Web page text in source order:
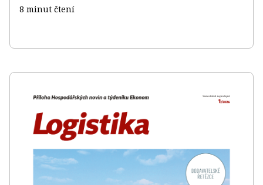
8 minut čtení